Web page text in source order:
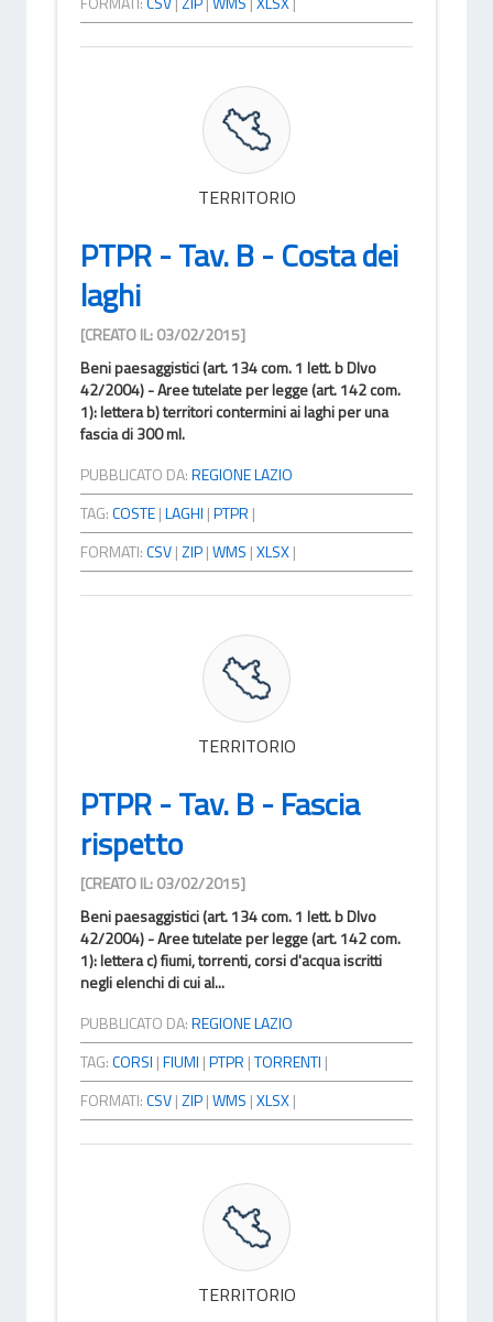
TERRITORIO
PTPR - Tav. B - Costa dei
laghi
[CREATO IL: 03/02/2015]
Beni paesaggistici (art. 134 com. 1 lett. b Dlvo
42/2004) - Aree tutelate per legge (art. 142 com.
1): lettera b) territori contermini ai laghi per una
fascia di 300 ml.
PUBBLICATO DA:REGIONE LAZIO
TAG:COSTE|LAGHI |PTPR |
FORMATI:CSV|ZIP|WMS |XLSX|
TERRITORIO
PTPR - Tav. B - Fascia
rispetto
[CREATO IL: 03/02/2015]
Beni paesaggistici (art. 134 com. 1 lett. b Dlvo
42/2004) - Aree tutelate per legge (art. 142 com.
1): lettera c) fiumi, torrenti, corsi d'acqua iscritti
negli elenchi di cui al...
PUBBLICATO DA:REGIONE LAZIO
TAG:CORSI |FIUMI |PTPR |TORRENTI |
FORMATI:CSV|ZIP|WMS |XLSX|
TERRITORIO